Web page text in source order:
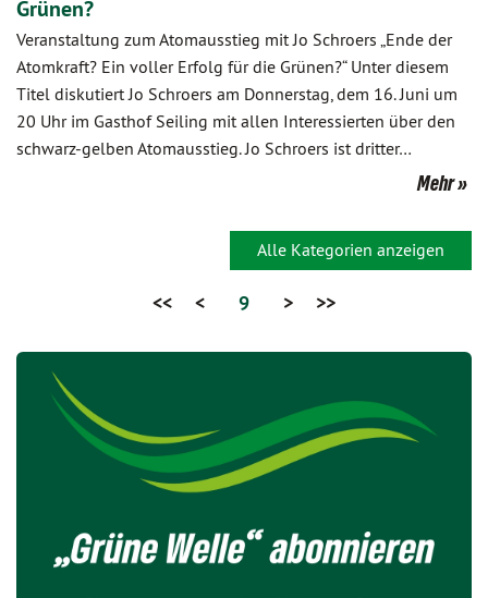
Grünen?
Veranstaltung zum Atomausstieg mit Jo Schroers „Ende der
Atomkraft? Ein voller Erfolg für die Grünen?“ Unter diesem
Titel diskutiert Jo Schroers am Donnerstag, dem 16. Juni um
20 Uhr im Gasthof Seiling mit allen Interessierten über den
schwarz-gelben Atomausstieg. Jo Schroers ist dritter…
Mehr
Alle Kategorien anzeigen
<< < 9 > >>